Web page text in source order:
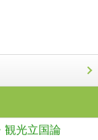
観光立国論